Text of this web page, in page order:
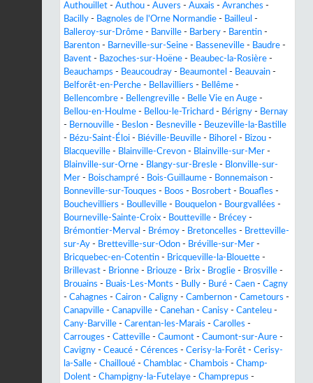
Authouillet - Authou - Auvers - Auxais - Avranches -
Bacilly - Bagnoles de l'Orne Normandie - Bailleul -
Balleroy-sur-Drôme - Banville - Barbery - Barentin -
Barenton - Barneville-sur-Seine - Basseneville - Baudre -
Bavent - Bazoches-sur-Hoëne - Beaubec-la-Rosière -
Beauchamps - Beaucoudray - Beaumontel - Beauvain -
Belforêt-en-Perche - Bellavilliers - Bellême -
Bellencombre - Bellengreville - Belle Vie en Auge -
Bellou-en-Houlme - Bellou-le-Trichard - Bérigny - Bernay
- Bernouville - Beslon - Besneville - Beuzeville-la-Bastille
- Bézu-Saint-Éloi - Biéville-Beuville - Bihorel - Bizou -
Blacqueville - Blainville-Crevon - Blainville-sur-Mer -
Blainville-sur-Orne - Blangy-sur-Bresle - Blonville-sur-
Mer - Boischampré - Bois-Guillaume - Bonnemaison -
Bonneville-sur-Touques - Boos - Bosrobert - Bouafles -
Bouchevilliers - Boulleville - Bouquelon - Bourgvallées -
Bourneville-Sainte-Croix - Boutteville - Brécey -
Brémontier-Merval - Brémoy - Bretoncelles - Bretteville-
sur-Ay - Bretteville-sur-Odon - Bréville-sur-Mer -
Bricquebec-en-Cotentin - Bricqueville-la-Blouette -
Brillevast - Brionne - Briouze - Brix - Broglie - Brosville -
Brouains - Buais-Les-Monts - Bully - Buré - Caen - Cagny
- Cahagnes - Cairon - Caligny - Cambernon - Cametours -
Canapville - Canapville - Canehan - Canisy - Canteleu -
Cany-Barville - Carentan-les-Marais - Carolles -
Carrouges - Catteville - Caumont - Caumont-sur-Aure -
Cavigny - Ceaucé - Cérences - Cerisy-la-Forêt - Cerisy-
la-Salle - Chailloué - Chamblac - Chambois - Champ-
Dolent - Champigny-la-Futelaye - Champrepus -